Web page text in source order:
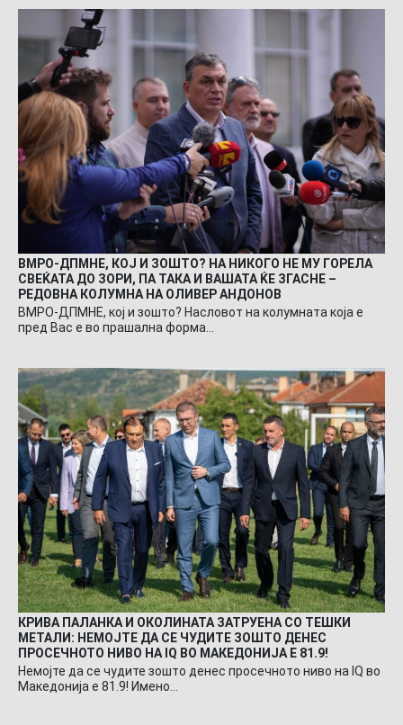
ВМРО-ДПМНЕ, КОЈ И ЗОШТО? НА НИКОГО НЕ МУ ГОРЕЛА
СВЕЌАТА ДО ЗОРИ, ПА ТАКА И ВАШАТА ЌЕ ЗГАСНЕ –
РЕДОВНА КОЛУМНА НА ОЛИВЕР АНДОНОВ
ВМРО-ДПМНЕ, кој и зошто? Насловот на колумната која е
пред Вас е во прашална форма…
КРИВА ПАЛАНКА И ОКОЛИНАТА ЗАТРУЕНА СО ТЕШКИ
МЕТАЛИ: НЕМОЈТЕ ДА СЕ ЧУДИТЕ ЗОШТО ДЕНЕС
ПРОСЕЧНОТО НИВО НА IQ ВО МАКЕДОНИЈА Е 81.9!
Немојте да се чудите зошто денес просечното ниво на IQ во
Македонија е 81.9! Имено…